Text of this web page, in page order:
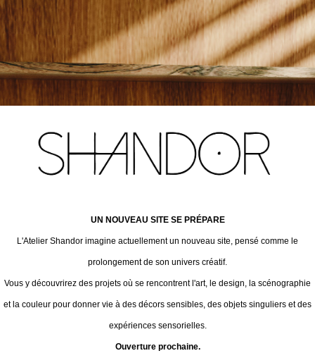
UN NOUVEAU SITE SE PRÉPARE
L'Atelier Shandor imagine actuellement un nouveau site, pensé comme le
prolongement de son univers créatif.
Vous y découvrirez des projets où se rencontrent l'art, le design, la scénographie
et la couleur pour donner vie à des décors sensibles, des objets singuliers et des
expériences sensorielles.
Ouverture prochaine.